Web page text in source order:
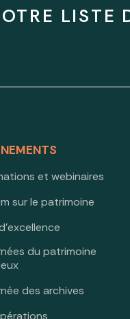
LISTE
et webinaires
sur le patrimoine
du patrimoine
des archives